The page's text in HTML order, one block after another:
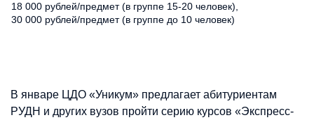
18 000 рублей/предмет (в группе 15-20 человек),
30 000 рублей/предмет (в группе до 10 человек)
В январе ЦДО «Уникум» предлагает абитуриентам
РУДН и других вузов пройти серию курсов «Экспресс-